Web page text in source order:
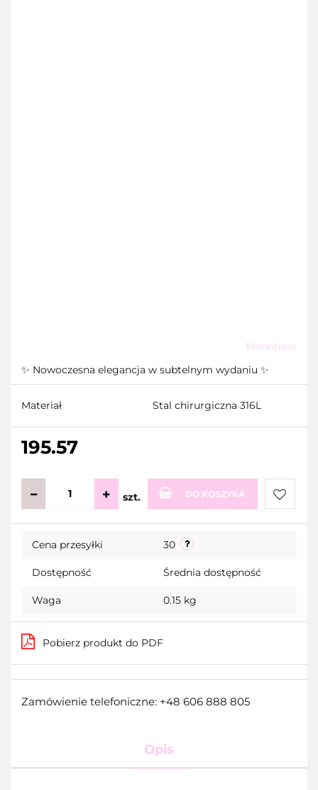
Moonriver
✨ Nowoczesna elegancja w subtelnym wydaniu ✨
Materiał Stal chirurgiczna 316L
195.57
szt. DO KOSZYKA
Do
Cena przesyłki 30
Dostępność Średnia dostępność
Waga 0.15 kg
Pobierz produkt do PDF
Zamówienie telefoniczne: +48 606 888 805
Opis